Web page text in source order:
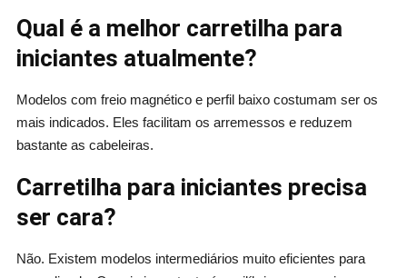
Qual é a melhor carretilha para
iniciantes atualmente?
Modelos com freio magnético e perfil baixo costumam ser os
mais indicados. Eles facilitam os arremessos e reduzem
bastante as cabeleiras.
Carretilha para iniciantes precisa
ser cara?
Não. Existem modelos intermediários muito eficientes para